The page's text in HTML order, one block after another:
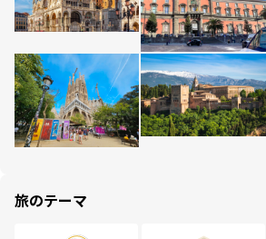
旅のテーマ